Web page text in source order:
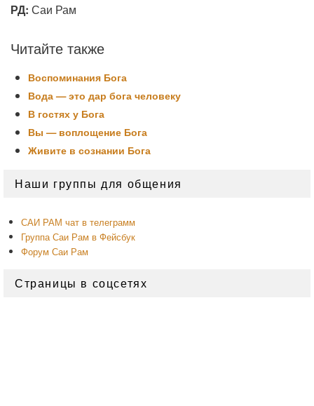
РД: Саи Рам
Читайте также
Воспоминания Бога
Вода — это дар бога человеку
В гостях у Бога
Вы — воплощение Бога
Живите в сознании Бога
основной
Наши группы для общения
САИ РАМ чат в телеграмм
Группа Саи Рам в Фейсбук
Форум Саи Рам
Страницы в соцсетях